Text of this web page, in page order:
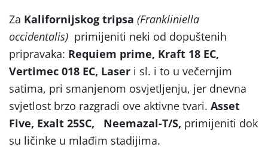
Za Kalifornijskog tripsa (Frankliniella
occidentalis) primijeniti neki od dopuštenih
pripravaka: Requiem prime, Kraft 18 EC,
Vertimec 018 EC, Laser i sl. i to u večernjim
satima, pri smanjenom osvjetljenju, jer dnevna
svjetlost brzo razgradi ove aktivne tvari. Asset
Five, Exalt 25SC, Neemazal-T/S, primijeniti dok
su ličinke u mlađim stadijima.